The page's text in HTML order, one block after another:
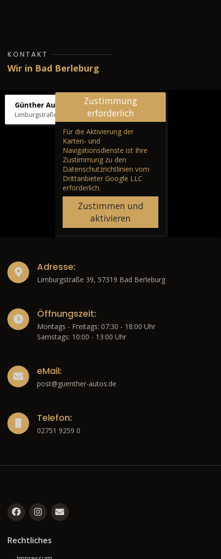
KONTAKT
Wir in Bad Berleburg
Günther Autos & Service
Limburgstraße 39, 57319 Bad Berleburg
Zustimmung
erforderlich
Für die Aktivierung der
Karten- und
Navigationsdienste ist Ihre
Zustimmung zu den
Datenschutzrichtlinien vom
Drittanbieter Google LLC
erforderlich.
Zustimmen und
aktivieren
Adresse:
Limburgstraße 39, 57319 Bad Berleburg
Öffnungszeit:
Montags - Freitags: 07:30 - 18:00 Uhr
Samstags: 10:00 - 13:00 Uhr
eMail:
post@guenther-autos.de
Telefon:
02751 9259 0
Rechtliches